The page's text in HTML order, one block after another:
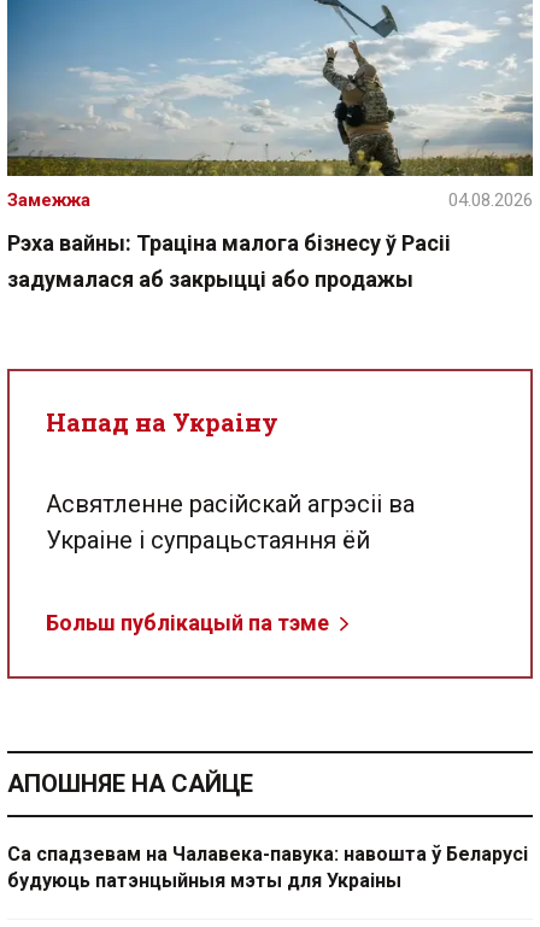
Рэха вайны: Траціна малога бізнесу ў Расіі
задумалася аб закрыцці або продажы
Замежжа 04.08.2026
Напад на Украіну
Асвятленне расійскай агрэсіі ва
Украіне і супрацьстаяння ёй
Больш публікацый па тэме
АПОШНЯЕ НА САЙЦЕ
Са спадзевам на Чалавека-павука: навошта ў Беларусі
будуюць патэнцыйныя мэты для Украіны